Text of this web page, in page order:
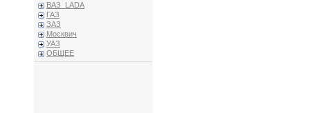
ВАЗ_LADA
ГАЗ
ЗАЗ
Москвич
УАЗ
ОБЩЕЕ